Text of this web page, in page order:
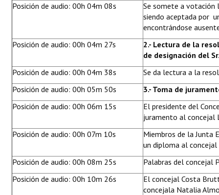
Posición de audio: 00h 04m 08s
Se somete a votación
siendo aceptada por
encontrándose
Posición de audio: 00h 04m 27s
2.- Lectura de la
de designación del
Posición de audio: 00h 04m 38s
Se da lectura a la
Posición de audio: 00h 05m 50s
3.- Toma de
Posición de audio: 00h 06m 15s
El presidente del
juramento al concejal
Posición de audio: 00h 07m 10s
Miembros de la Junta
un diploma al concejal
Posición de audio: 00h 08m 25s
Palabras del concejal
Posición de audio: 00h 10m 26s
El concejal Costa
concejala Natalia